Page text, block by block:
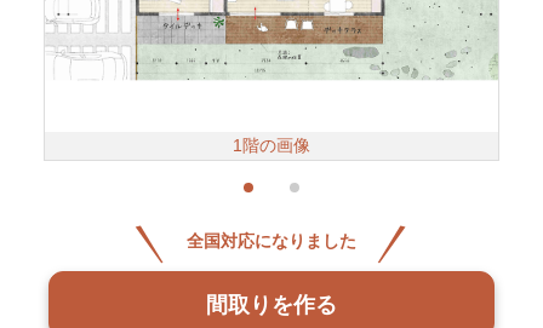
1階の画像
全国対応になりました
間取りを作る